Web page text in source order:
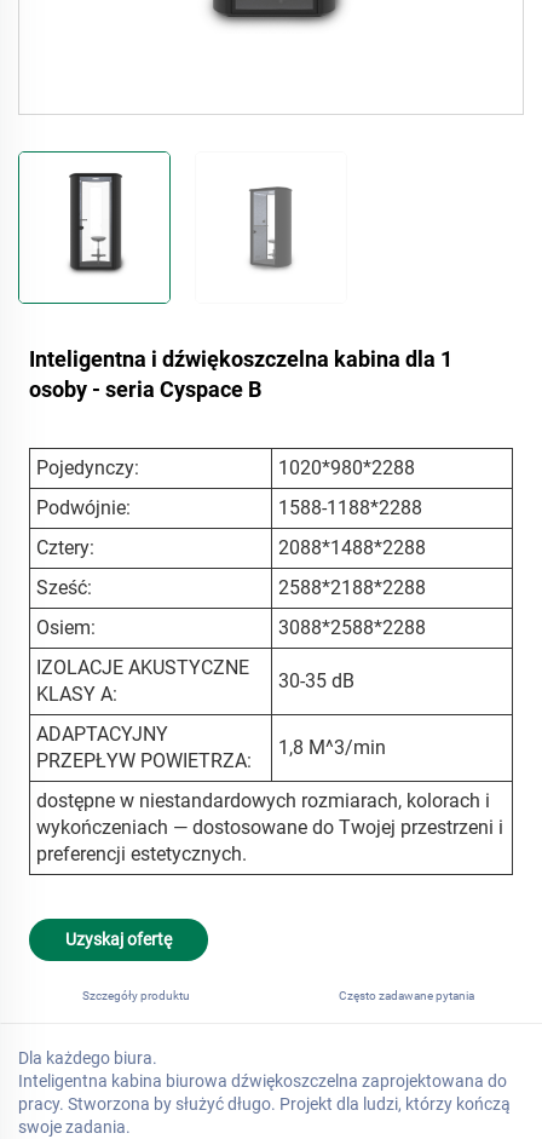
Inteligentna i dźwiękoszczelna kabina dla 1
osoby - seria Cyspace B
Pojedynczy:
1020*980*2288
Podwójnie:
1588-1188*2288
Cztery:
2088*1488*2288
Sześć:
2588*2188*2288
Osiem:
3088*2588*2288
IZOLACJE AKUSTYCZNE
KLASY A:
30-35 dB
ADAPTACYJNY
PRZEPŁYW POWIETRZA:
1,8 M^3/min
dostępne w niestandardowych rozmiarach, kolorach i
wykończeniach — dostosowane do Twojej przestrzeni i
preferencji estetycznych.
Uzyskaj ofertę
Szczegóły produktu Często zadawane pytania
Dla każdego biura.
Inteligentna kabina biurowa dźwiękoszczelna zaprojektowana do
pracy. Stworzona by służyć długo. Projekt dla ludzi, którzy kończą
swoje zadania.